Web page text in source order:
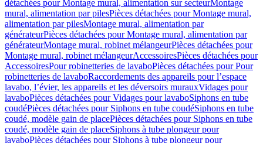
détachées pour Montage mural, alimentation sur secteurMontage
mural, alimentation par pilesPièces détachées pour Montage mural,
alimentation par pilesMontage mural, alimentation par
générateurPièces détachées pour Montage mural, alimentation par
générateurMontage mural, robinet mélangeurPièces détachées pour
Montage mural, robinet mélangeurAccessoiresPièces détachées pour
AccessoiresPour robinetteries de lavaboPièces détachées pour Pour
robinetteries de lavaboRaccordements des appareils pour l’espace
lavabo, l’évier, les appareils et les déversoirs murauxVidages pour
lavaboPièces détachées pour Vidages pour lavaboSiphons en tube
coudéPièces détachées pour Siphons en tube coudéSiphons en tube
coudé, modèle gain de placePièces détachées pour Siphons en tube
coudé, modèle gain de placeSiphons à tube plongeur pour
lavaboPièces détachées pour Siphons à tube plongeur pour